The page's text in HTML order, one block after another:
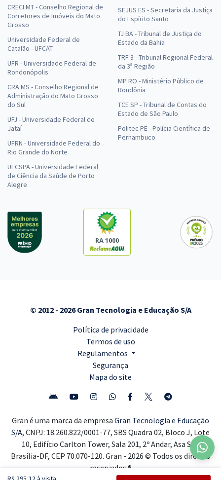
CRECI MT - Conselho Regional de
Corretores de Imóveis do Mato
Grosso
Universidade Federal de
Catalão - UFCAT
UFR - Universidade Federal de
Rondonópolis
CRA MS - Conselho Regional de
Administração do Mato Grosso
do Sul
UFJ - Universidade Federal de
Jataí
UFRN - Universidade Federal do
Rio Grande do Norte
UFCSPA - Universidade Federal
de Ciência da Saúde de Porto
Alegre
SEJUS ES - Secretaria da Justiça
do Espírito Santo
TJ BA - Tribunal de Justiça do
Estado da Bahia
TRF 3 - Tribunal Regional Federal
da 3ª Região
MP RO - Ministério Público de
Rondônia
TCE SP - Tribunal de Contas do
Estado de São Paulo
Politec PE - Polícia Científica de
Pernambuco
RA 1000
© 2012 - 2026 Gran Tecnologia e Educação S/A
Política de privacidade
Termos de uso
Regulamentos
Segurança
Mapa do site
Gran é uma marca da empresa Gran Tecnologia e Educação
S/A, CNPJ: 18.260.822/0001-77, SBS Quadra 02, Bloco J, Lote
10, Edifício Carlton Tower, Sala 201, 2º Andar, Asa Sul,
Brasília-DF, CEP 70.070-120. Gran - 2026 © Todos os direitos
reservados ®